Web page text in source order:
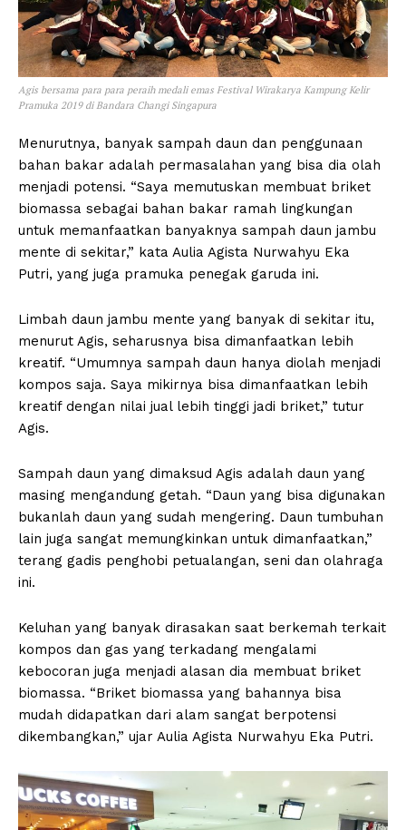
Agis bersama para para peraih medali emas Festival Wirakarya Kampung Kelir
Pramuka 2019 di Bandara Changi Singapura
Menurutnya, banyak sampah daun dan penggunaan
bahan bakar adalah permasalahan yang bisa dia olah
menjadi potensi. “Saya memutuskan membuat briket
biomassa sebagai bahan bakar ramah lingkungan
untuk memanfaatkan banyaknya sampah daun jambu
mente di sekitar,” kata Aulia Agista Nurwahyu Eka
Putri, yang juga pramuka penegak garuda ini.
Limbah daun jambu mente yang banyak di sekitar itu,
menurut Agis, seharusnya bisa dimanfaatkan lebih
kreatif. “Umumnya sampah daun hanya diolah menjadi
kompos saja. Saya mikirnya bisa dimanfaatkan lebih
kreatif dengan nilai jual lebih tinggi jadi briket,” tutur
Agis.
Sampah daun yang dimaksud Agis adalah daun yang
masing mengandung getah. “Daun yang bisa digunakan
bukanlah daun yang sudah mengering. Daun tumbuhan
lain juga sangat memungkinkan untuk dimanfaatkan,”
terang gadis penghobi petualangan, seni dan olahraga
ini.
Keluhan yang banyak dirasakan saat berkemah terkait
kompos dan gas yang terkadang mengalami
kebocoran juga menjadi alasan dia membuat briket
biomassa. “Briket biomassa yang bahannya bisa
mudah didapatkan dari alam sangat berpotensi
dikembangkan,” ujar Aulia Agista Nurwahyu Eka Putri.